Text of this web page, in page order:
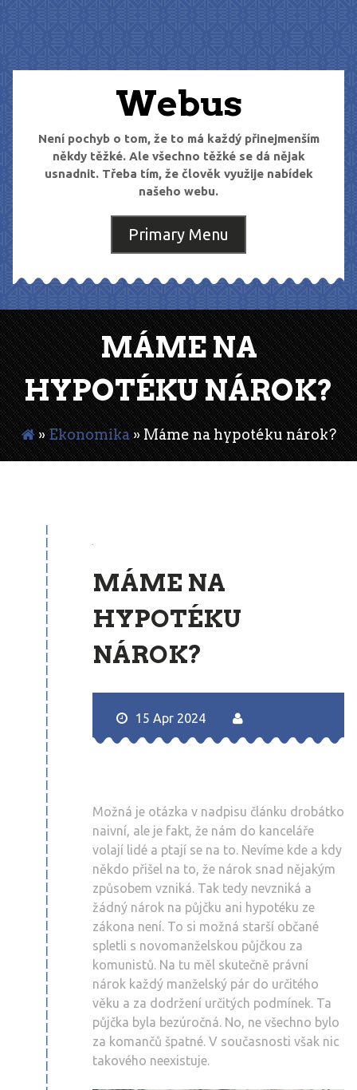
Webus
Není pochyb o tom, že to má každý přinejmenším
někdy těžké. Ale všechno těžké se dá nějak
usnadnit. Třeba tím, že člověk využije nabídek
našeho webu.
Primary Menu
MÁME NA
HYPOTÉKU NÁROK?
» Ekonomika» Máme na hypotéku nárok?
MÁME NA
HYPOTÉKU
NÁROK?
15 Apr 2024
Možná je otázka v nadpisu článku drobátko
naivní, ale je fakt, že nám do kanceláře
volají lidé a ptají se na to. Nevíme kde a kdy
někdo přišel na to, že nárok snad nějakým
způsobem vzniká. Tak tedy nevzniká a
žádný nárok na půjčku ani hypotéku ze
zákona není. To si možná starší občané
spletli s novomanželskou půjčkou za
komunistů. Na tu měl skutečně právní
nárok každý manželský pár do určitého
věku a za dodržení určitých podmínek. Ta
půjčka byla bezúročná. No, ne všechno bylo
za komančů špatné. V současnosti však nic
takového neexistuje.